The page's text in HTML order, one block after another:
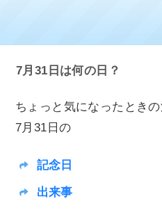
7月31日は何の日？
ちょっと気になったとき
7月31日の
記念日
出来事